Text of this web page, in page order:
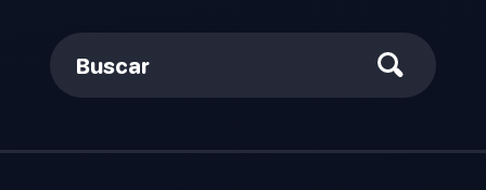
Buscar